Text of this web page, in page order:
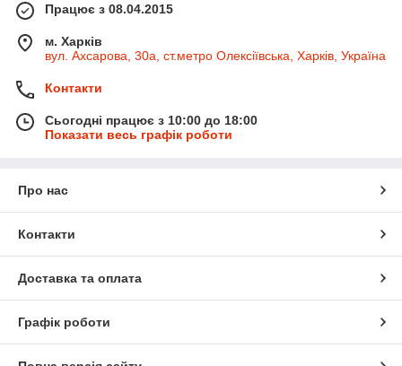
Працює з 08.04.2015
м. Харків
вул. Ахсарова, 30а, ст.метро Олексіївська, Харків, Україна
Контакти
Сьогодні працює з 10:00 до 18:00
Показати весь графік роботи
Про нас
Контакти
Доставка та оплата
Графік роботи